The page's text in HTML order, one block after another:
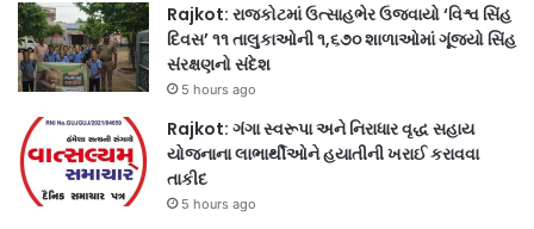
Rajkot: રાજકોટમાં ઉત્સાહભેર ઉજવાયો ‘વિશ્વ સિંહ
દિવસ’ ૧૧ તાલુકાઓની ૧,૬૭૦ શાળાઓમાં ગૂંજ્યો સિંહ
સંરક્ષણનો સંદેશ
5 hours ago
Rajkot: ગંગા સ્વરૂપા અને નિરાધાર વૃદ્ધ સહાય
યોજનાના લાભાર્થીઓને હયાતીની ખરાઈ કરાવવા
તાકીદ
5 hours ago